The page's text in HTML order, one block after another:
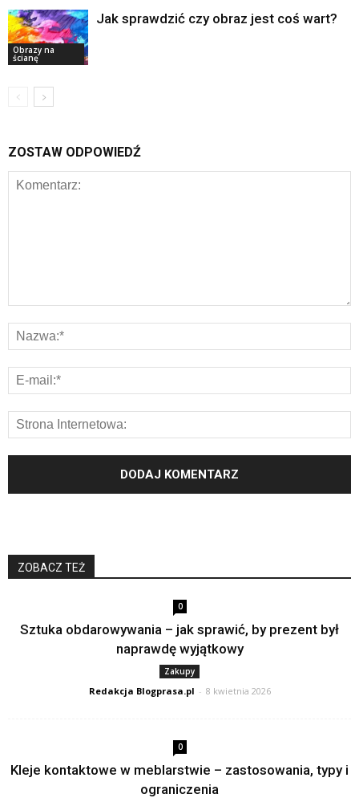
Obrazy na
ścianę
Jak sprawdzić czy obraz jest coś wart?
ZOSTAW ODPOWIEDŹ
ZOBACZ TEŻ
0
Sztuka obdarowywania – jak sprawić, by prezent był
naprawdę wyjątkowy
Zakupy
Redakcja Blogprasa.pl - 8 kwietnia 2026
0
Kleje kontaktowe w meblarstwie – zastosowania, typy i
ograniczenia